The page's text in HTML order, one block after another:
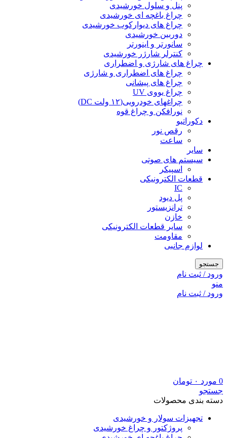
پنل و سلول خورشیدی
چراغ باغچه ای خورشیدی
چراغ های دیوارکوب خورشیدی
دوربین خورشیدی
سانورتر و اینورتر
کنترلر شارژر خورشیدی
چراغ های شارژی و اضطراری
چراغ های اضطراری و شارژی
چراغ های پیشانی
چراغ یووی UV
چراغهای خودرویی(۱۲ ولت DC)
نورافکن و چراغ قوه
دکوراتیو
رقص نور
ساعت
سایر
سیستم های صوتی
اسپیکر
قطعات الکترونیکی
IC
پل دیود
ترانزیستور
خازن
سایر قطعات الکترونیکی
مقاومت
لوازم جانبی
جستجو
ورود / ثبت نام
منو
ورود / ثبت نام
0 مورد ۰ تومان
جستجو
دسته بندی محصولات
تجهیزات سولار و خورشیدی
پروژکتور و چراغ خورشیدی